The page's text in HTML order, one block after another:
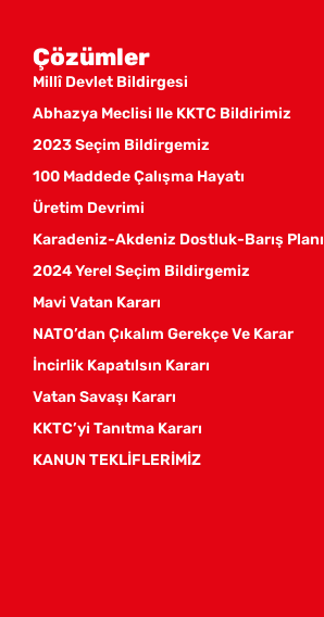
Çözümler
Millî Devlet Bildirgesi
Abhazya Meclisi Ile KKTC Bildirimiz
2023 Seçim Bildirgemiz
100 Maddede Çalışma Hayatı
Üretim Devrimi
Karadeniz-Akdeniz Dostluk-Barış Planı
2024 Yerel Seçim Bildirgemiz
Mavi Vatan Kararı
NATO’dan Çıkalım Gerekçe Ve Karar
İncirlik Kapatılsın Kararı
Vatan Savaşı Kararı
KKTC’yi Tanıtma Kararı
KANUN TEKLİFLERİMİZ